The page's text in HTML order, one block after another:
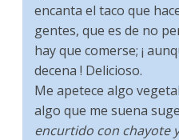
encanta el taco que
gentes, que es de no
hay que comerse; ¡
decena ! Delicioso.
Me apetece algo
algo que me suena
encurtido con chayote